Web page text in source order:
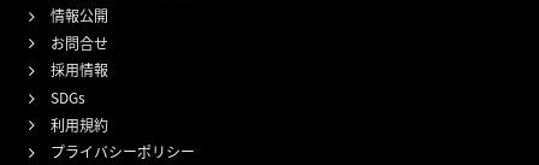
情報公開
お問合せ
採用情報
SDGs
利用規約
プライバシーポリシー